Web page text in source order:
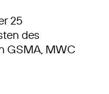
25
des
GSMA, MWC